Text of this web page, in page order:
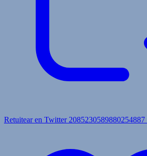
Retuitear en Twitter 2085230589880254887